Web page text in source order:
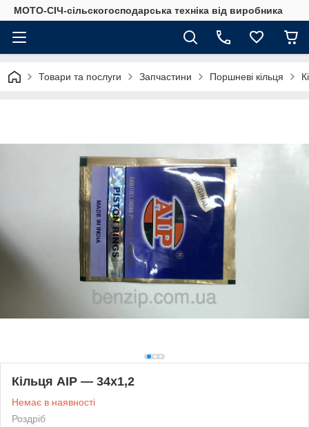
МОТО-СІЧ-сільскогосподарська техніка від виробника
Товари та послуги Запчастини Поршневі кільця
Кільця AIP — 34х1,2
Немає в наявності
Роздріб